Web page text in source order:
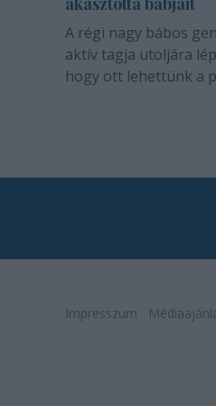
A régi nagy bábos
aktív tagja utoljára
hogy ott lehettünk a
Impresszum